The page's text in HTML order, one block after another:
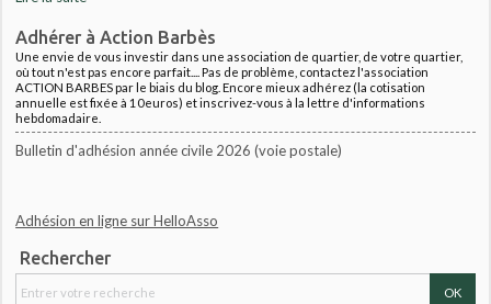
Adhérer à Action Barbès
Une envie de vous investir dans une association de quartier, de votre quartier,
où tout n'est pas encore parfait.... Pas de problème, contactez l'association
ACTION BARBES par le biais du blog. Encore mieux adhérez (la cotisation
annuelle est fixée à 10euros) et inscrivez-vous à la lettre d'informations
hebdomadaire.
Bulletin d'adhésion année civile 2026 (voie postale)
Adhésion en ligne sur HelloAsso
Rechercher